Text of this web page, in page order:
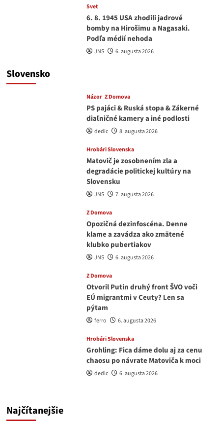
Svet
6. 8. 1945 USA zhodili jadrové
bomby na Hirošimu a Nagasaki.
Podľa médií nehoda
JNS 6. augusta 2026
Slovensko
Názor Z Domova
PS pajáci & Ruská stopa & Zákerné
diaľničné kamery a iné podlosti
dedic 8. augusta 2026
Hrobári Slovenska
Matovič je zosobnením zla a
degradácie politickej kultúry na
Slovensku
JNS 7. augusta 2026
Z Domova
Opozičná dezinfoscéna. Denne
klame a zavádza ako zmätené
klubko pubertiakov
JNS 6. augusta 2026
Z Domova
Otvoril Putin druhý front ŠVO voči
EÚ migrantmi v Ceuty? Len sa
pýtam
ferro 6. augusta 2026
Hrobári Slovenska
Grohling: Fica dáme dolu aj za cenu
chaosu po návrate Matoviča k moci
dedic 6. augusta 2026
Najčítanejšie